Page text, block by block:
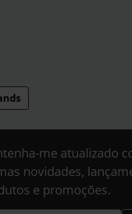
me atualizado
novidades,
e promoções.